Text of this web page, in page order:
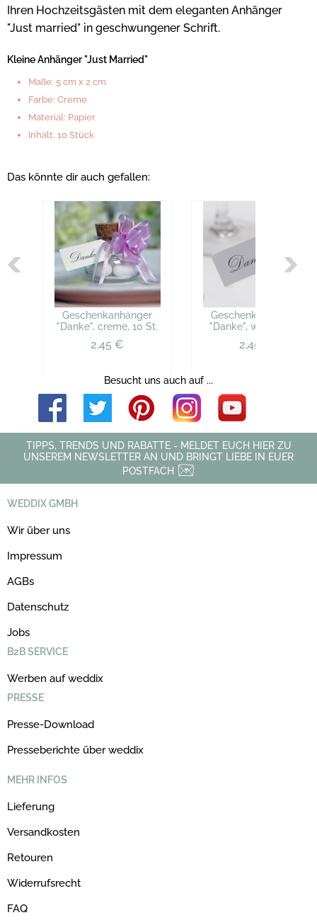
Ihren Hochzeitsgästen mit dem eleganten Anhänger
"Just married" in geschwungener Schrift.
Kleine Anhänger "Just Married"
Maße: 5 cm x 2 cm
Farbe: Creme
Material: Papier
Inhalt: 10 Stück
Das könnte dir auch gefallen:
Geschenkanhänger
"Danke", creme, 10 St.
2,45 €
Geschenkanhänger
"Danke", weiß, 10 St.
2,45 €
Besucht uns auch auf ...
TIPPS, TRENDS UND RABATTE - MELDET EUCH HIER ZU
UNSEREM NEWSLETTER AN UND BRINGT LIEBE IN EUER
POSTFACH
WEDDIX GMBH
Wir über uns
Impressum
AGBs
Datenschutz
Jobs
B2B SERVICE
Werben auf weddix
PRESSE
Presse-Download
Presseberichte über weddix
MEHR INFOS
Lieferung
Versandkosten
Retouren
Widerrufsrecht
FAQ